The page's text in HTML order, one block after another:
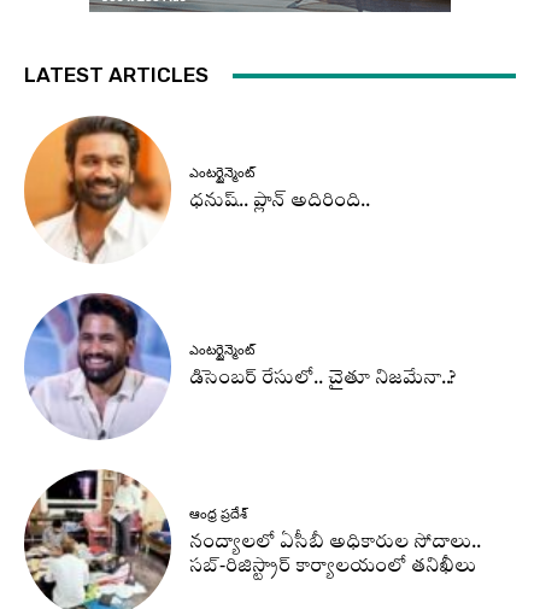
LATEST ARTICLES
ఎంటర్టైన్మెంట్
ధనుష్‌.. ప్లాన్ అదిరింది..
ఎంటర్టైన్మెంట్
డిసెంబర్ రేసులో.. చైతూ నిజమేనా..?
ఆంధ్ర ప్రదేశ్
నంద్యాలలో ఏసీబీ అధికారుల సోదాలు..
సబ్-రిజిస్ట్రార్ కార్యాలయంలో తనిఖీలు